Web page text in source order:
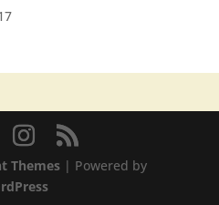
Themes | Powered by